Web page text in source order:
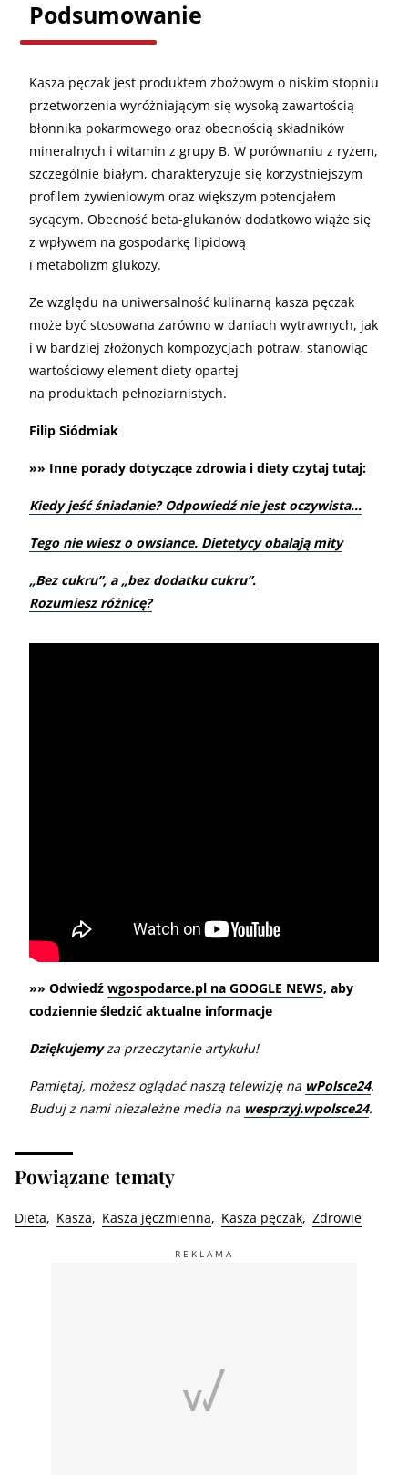
Podsumowanie
Kasza pęczak jest produktem zbożowym o niskim stopniu
przetworzenia wyróżniającym się wysoką zawartością
błonnika pokarmowego oraz obecnością składników
mineralnych i witamin z grupy B. W porównaniu z ryżem,
szczególnie białym, charakteryzuje się korzystniejszym
profilem żywieniowym oraz większym potencjałem
sycącym. Obecność beta-glukanów dodatkowo wiąże się
z wpływem na gospodarkę lipidową
i metabolizm glukozy.
Ze względu na uniwersalność kulinarną kasza pęczak
może być stosowana zarówno w daniach wytrawnych, jak
i w bardziej złożonych kompozycjach potraw, stanowiąc
wartościowy element diety opartej
na produktach pełnoziarnistych.
Filip Siódmiak
»» Inne porady dotyczące zdrowia i diety czytaj tutaj:
Kiedy jeść śniadanie? Odpowiedź nie jest oczywista…
Tego nie wiesz o owsiance. Dietetycy obalają mity
„Bez cukru”, a „bez dodatku cukru”.
Rozumiesz różnicę?
»» Odwiedź wgospodarce.pl na GOOGLE NEWS, aby
codziennie śledzić aktualne informacje
Dziękujemyza przeczytanie artykułu!
Pamiętaj, możesz oglądać naszą telewizję na wPolsce24.
Buduj z nami niezależne media na wesprzyj.wpolsce24.
Powiązane tematy
Dieta Kasza Kasza jęczmienna Kasza pęczak Zdrowie